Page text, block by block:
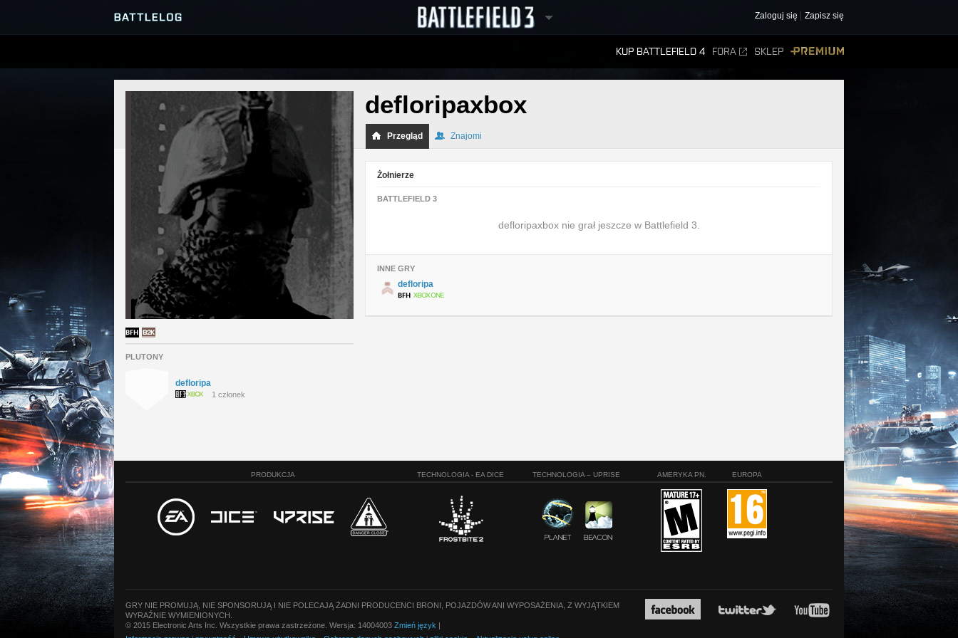
Zaloguj się Zapisz się
KUP BATTLEFIELD 4 FORA SKLEP
PRZEGLĄDARKA SERWERÓW
RANKINGI
PLUTONY
defloripa
1 członek
defloripaxbox
Przegląd Znajomi
Żołnierze
BATTLEFIELD 3
defloripaxbox nie grał jeszcze w Battlefield 3.
INNE GRY
defloripa
PRODUKCJA TECHNOLOGIA - EA DICE TECHNOLOGIA – UPRISE AMERYKA PN. EUROPA
GRY NIE PROMUJĄ, NIE SPONSORUJĄ I NIE POLECAJĄ ŻADNI PRODUCENCI BRONI, POJAZDÓW ANI WYPOSAŻENIA, Z WYJĄTKIEM
WYRAŹNIE WYMIENIONYCH.
© 2015 Electronic Arts Inc. Wszystkie prawa zastrzeżone. Wersja: 14004003 Zmień język |